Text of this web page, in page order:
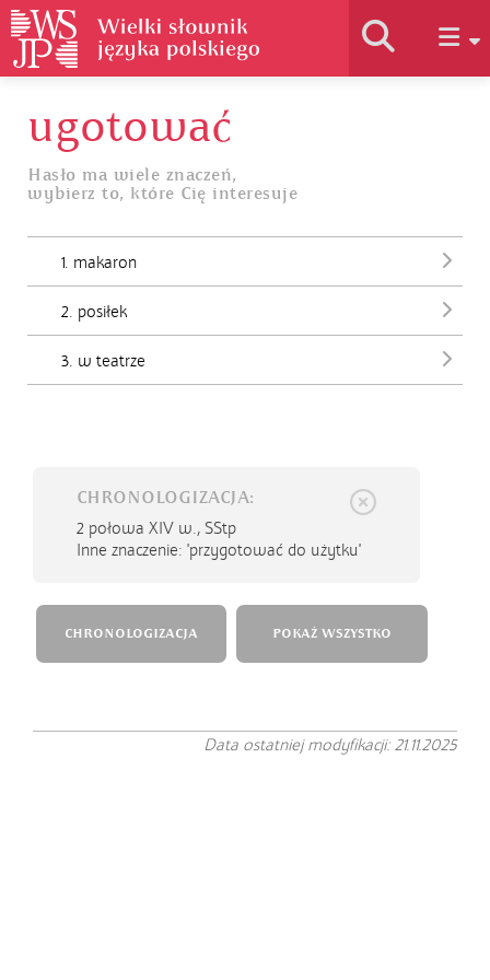
Historia słownika
Jak korzystać
ugotować
Hasło ma wiele znaczeń,
wybierz to, które Cię interesuje
1. makaron
2. posiłek
3. w teatrze
CHRONOLOGIZACJA:
2 połowa XIV w., SStp
Inne znaczenie: 'przygotować do użytku'
CHRONOLOGIZACJA POKAŻ WSZYSTKO
Data ostatniej modyfikacji: 21.11.2025